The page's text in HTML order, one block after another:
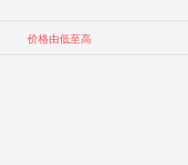
价格由低至高